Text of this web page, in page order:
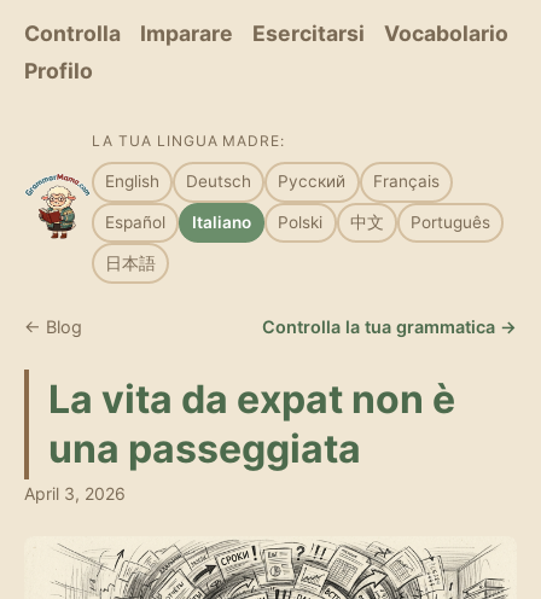
Controlla Imparare Esercitarsi
Vocabolario
Profilo
LA TUA LINGUA MADRE:
English Deutsch Русский Français
Español Italiano Polski 中文 Português
日本語
← Blog Controlla la tua grammatica →
La vita da expat non è
una passeggiata
April 3, 2026